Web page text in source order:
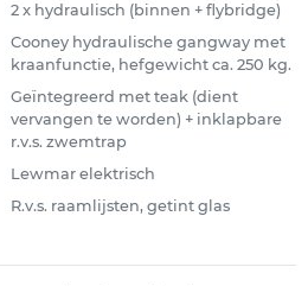
2 x hydraulisch (binnen + flybridge)
Cooney hydraulische gangway met
kraanfunctie, hefgewicht ca. 250 kg.
Geïntegreerd met teak (dient
vervangen te worden) + inklapbare
r.v.s. zwemtrap
Lewmar elektrisch
R.v.s. raamlijsten, getint glas